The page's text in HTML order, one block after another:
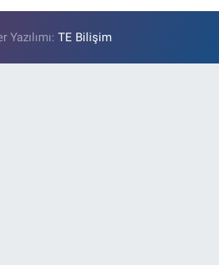
Yazılımı:TE Bilişim